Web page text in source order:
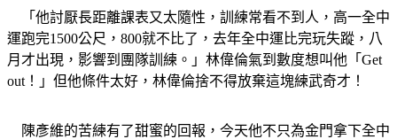
「他討厭長距離課表又太隨性，訓練常看不到人，高一全中
運跑完1500公尺，800就不比了，去年全中運比完玩失蹤，八
月才出現，影響到團隊訓練。」林偉倫氣到數度想叫他「Get
out！」但他條件太好，林偉倫捨不得放棄這塊練武奇才！
陳彥維的苦練有了甜蜜的回報，今天他不只為金門拿下全中